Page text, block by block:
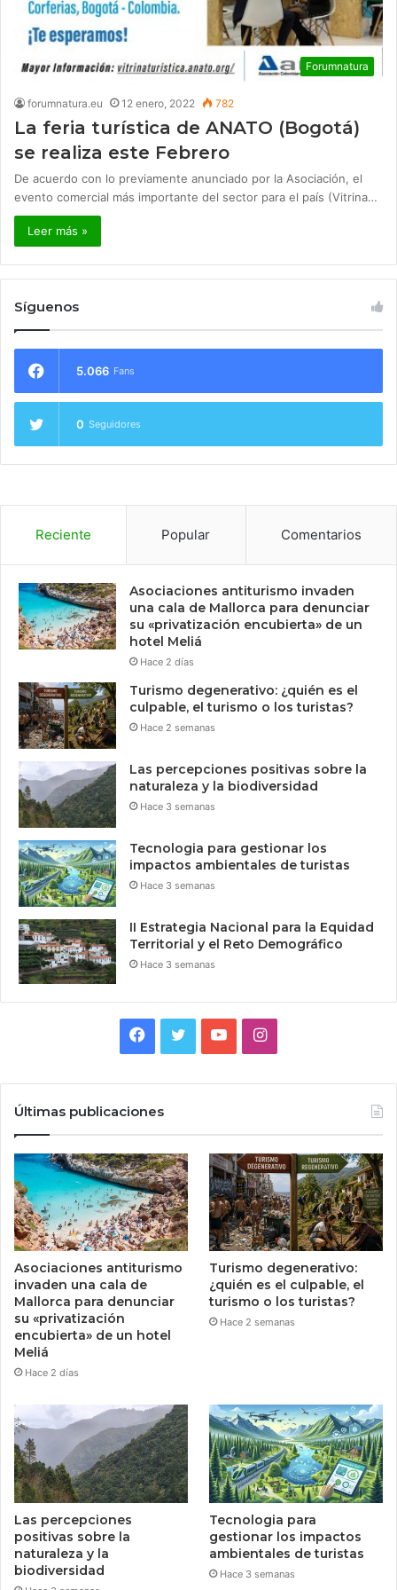
Forumnatura
forumnatura.eu 12 enero, 2022 782
La feria turística de ANATO (Bogotá)
se realiza este Febrero
De acuerdo con lo previamente anunciado por la Asociación, el
evento comercial más importante del sector para el país (Vitrina…
Leer más »
Síguenos
5.066 Fans
0 Seguidores
Reciente Popular Comentarios
Asociaciones antiturismo invaden
una cala de Mallorca para denunciar
su «privatización encubierta» de un
hotel Meliá
Hace 2 días
Turismo degenerativo: ¿quién es el
culpable, el turismo o los turistas?
Hace 2 semanas
Las percepciones positivas sobre la
naturaleza y la biodiversidad
Hace 3 semanas
Tecnologia para gestionar los
impactos ambientales de turistas
Hace 3 semanas
II Estrategia Nacional para la Equidad
Territorial y el Reto Demográfico
Hace 3 semanas
Facebook
TwitterYouTubeInstagram
Últimas publicaciones
Asociaciones antiturismo
invaden una cala de
Mallorca para denunciar
su «privatización
encubierta» de un hotel
Meliá
Hace 2 días
Turismo degenerativo:
¿quién es el culpable, el
turismo o los turistas?
Hace 2 semanas
Las percepciones
positivas sobre la
naturaleza y la
biodiversidad
Tecnologia para
gestionar los impactos
ambientales de turistas
Hace 3 semanas